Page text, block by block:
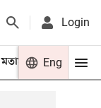
Login
মতামত খেলা
Eng